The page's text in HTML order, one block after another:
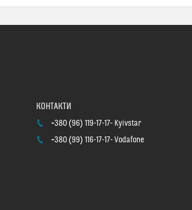
+380 (96) 119-17-17 Kyivstar
+380 (99) 116-17-17 Vodafone